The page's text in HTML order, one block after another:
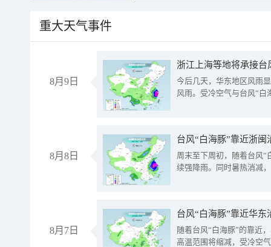
重大天气事件
8月9日
浙江上海等地将承接台
今后几天，华东地区风雨
风雨。受冷空气与台风“白
8月8日
台风“白海豚”靠近浙
周末至下周初，随着台风“
续强降雨。同时暑热消减
8月7日
台风“白海豚”靠近华
随着台风“白海豚”的靠近
高温范围将缩减，受冷空